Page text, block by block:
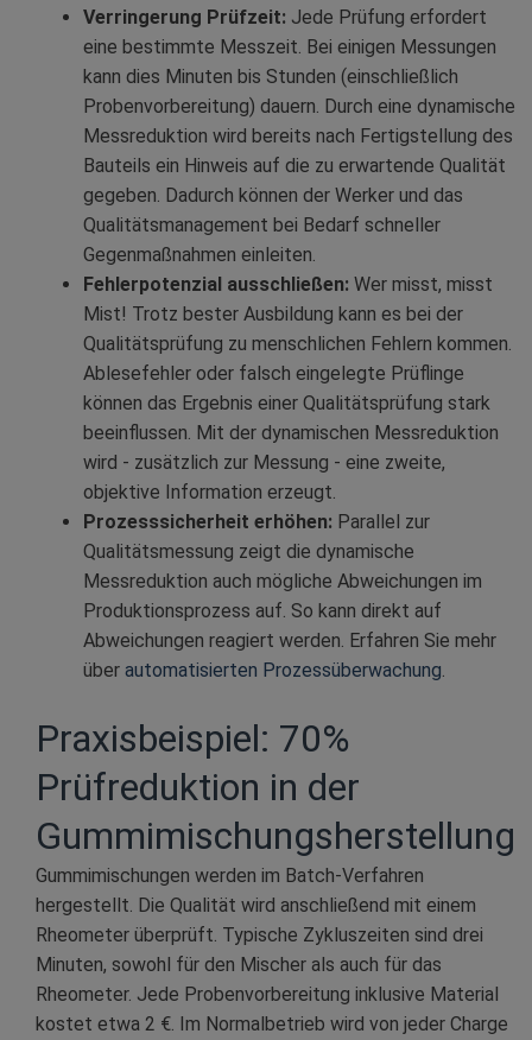
Verringerung Prüfzeit: Jede Prüfung erfordert
eine bestimmte Messzeit. Bei einigen Messungen
kann dies Minuten bis Stunden (einschließlich
Probenvorbereitung) dauern. Durch eine dynamische
Messreduktion wird bereits nach Fertigstellung des
Bauteils ein Hinweis auf die zu erwartende Qualität
gegeben. Dadurch können der Werker und das
Qualitätsmanagement bei Bedarf schneller
Gegenmaßnahmen einleiten.
Fehlerpotenzial ausschließen: Wer misst, misst
Mist! Trotz bester Ausbildung kann es bei der
Qualitätsprüfung zu menschlichen Fehlern kommen.
Ablesefehler oder falsch eingelegte Prüflinge
können das Ergebnis einer Qualitätsprüfung stark
beeinflussen. Mit der dynamischen Messreduktion
wird - zusätzlich zur Messung - eine zweite,
objektive Information erzeugt.
Prozesssicherheit erhöhen: Parallel zur
Qualitätsmessung zeigt die dynamische
Messreduktion auch mögliche Abweichungen im
Produktionsprozess auf. So kann direkt auf
Abweichungen reagiert werden. Erfahren Sie mehr
über automatisierten Prozessüberwachung
Praxisbeispiel: 70%
Prüfreduktion in der
Gummimischungsherstellung
Gummimischungen werden im Batch-Verfahren
hergestellt. Die Qualität wird anschließend mit einem
Rheometer überprüft. Typische Zykluszeiten sind drei
Minuten, sowohl für den Mischer als auch für das
Rheometer. Jede Probenvorbereitung inklusive Material
kostet etwa 2 €. Im Normalbetrieb wird von jeder Charge